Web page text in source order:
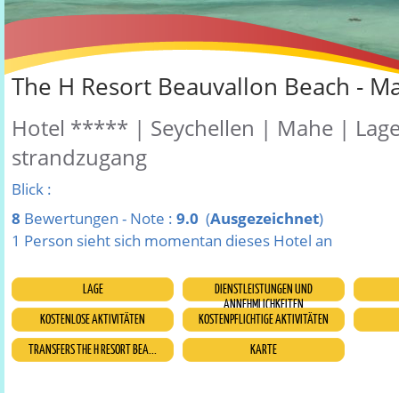
The H Resort Beauvallon Beach -
Hotel ***** | Seychellen | Mahe |
strandzugang
Blick :
8 Bewertungen - Note : 9.0 (Ausgezeichnet)
1 Person sieht sich momentan dieses Hotel an
LAGE
DIENSTLEISTUNGEN UND
ANNEHMLICHKEITEN
KOSTENLOSE AKTIVITÄTEN
KOSTENPFLICHTIGE AKTIVITÄTEN
TRANSFERS THE H RESORT BEA...
KARTE